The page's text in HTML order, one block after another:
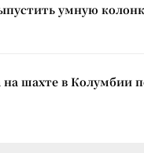
умную
на шахте в Колумбии